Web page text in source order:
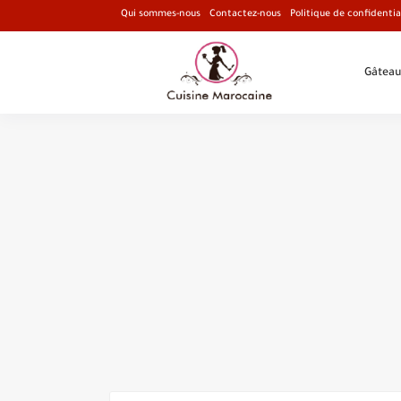
Qui sommes-nous Contactez-nous Politique de